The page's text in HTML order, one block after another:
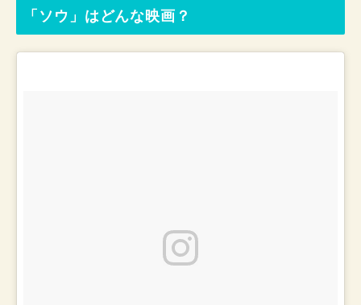
「ソウ」はどんな映画？